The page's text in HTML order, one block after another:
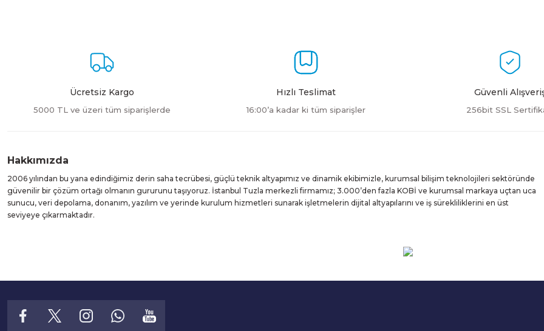
Ürün fiyatı diğer sitelerden daha pahalı.
Ücretsiz Kargo
5000 TL ve üzeri tüm siparişlerde
Hızlı Teslimat
16:00’a kadar ki tüm siparişler
Güvenli
256bit SSL
Hakkımızda
2006 yılından bu yana edindiğimiz derin saha tecrübesi, güçlü teknik altyapımız ve dinamik ekibimizle, kurumsal bilişim teknolojileri sektöründe
güvenilir bir çözüm ortağı olmanın gururunu taşıyoruz. İstanbul Tuzla merkezli firmamız; 3.000’den fazla KOBİ ve kurumsal markaya uçtan uca
sunucu, veri depolama, donanım, yazılım ve yerinde kurulum hizmetleri sunarak işletmelerin dijital altyapılarını ve iş sürekliliklerini en üst
seviyeye çıkarmaktadır.